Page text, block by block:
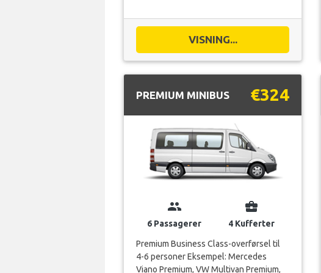
PREMIUM MINIBUS
group business_center
Premium Business Class-overførsel til
4-6 personer Eksempel: Mercedes
Viano Premium, VW Multivan Premium,
etc.
VISNING...